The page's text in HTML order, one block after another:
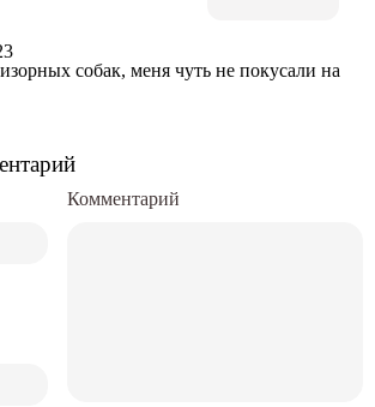
собак, меня чуть не покусали на
Комментарий